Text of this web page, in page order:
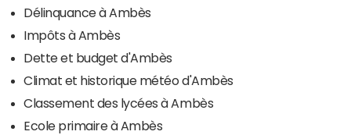
Délinquance à Ambès
Impôts à Ambès
Dette et budget d'Ambès
Climat et historique météo d'Ambès
Classement des lycées à Ambès
Ecole primaire à Ambès